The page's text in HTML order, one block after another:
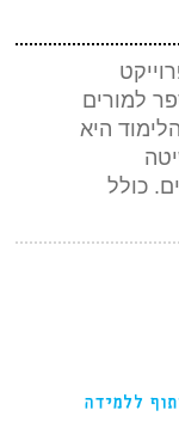
למורים
היא
כולל